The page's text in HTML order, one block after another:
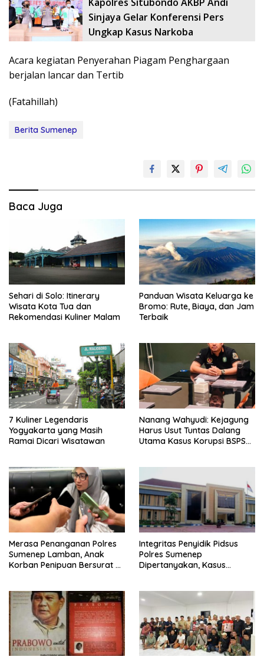
Sinjaya Gelar Konferensi Pers
Ungkap Kasus Narkoba
Acara kegiatan Penyerahan Piagam Penghargaan
berjalan lancar dan Tertib
(Fatahillah)
Berita Sumenep
Baca Juga
Sehari di Solo: Itinerary
Wisata Kota Tua dan
Rekomendasi Kuliner Malam
Panduan Wisata Keluarga ke
Bromo: Rute, Biaya, dan Jam
Terbaik
7 Kuliner Legendaris
Yogyakarta yang Masih
Ramai Dicari Wisatawan
Nanang Wahyudi: Kejagung
Harus Usut Tuntas Dalang
Utama Kasus Korupsi BSPS
Merasa Penanganan Polres
Sumenep Lamban, Anak
Korban Penipuan Bersurat ke
Integritas Penyidik Pidsus
Polres Sumenep
Dipertanyakan, Kasus
Kepastian